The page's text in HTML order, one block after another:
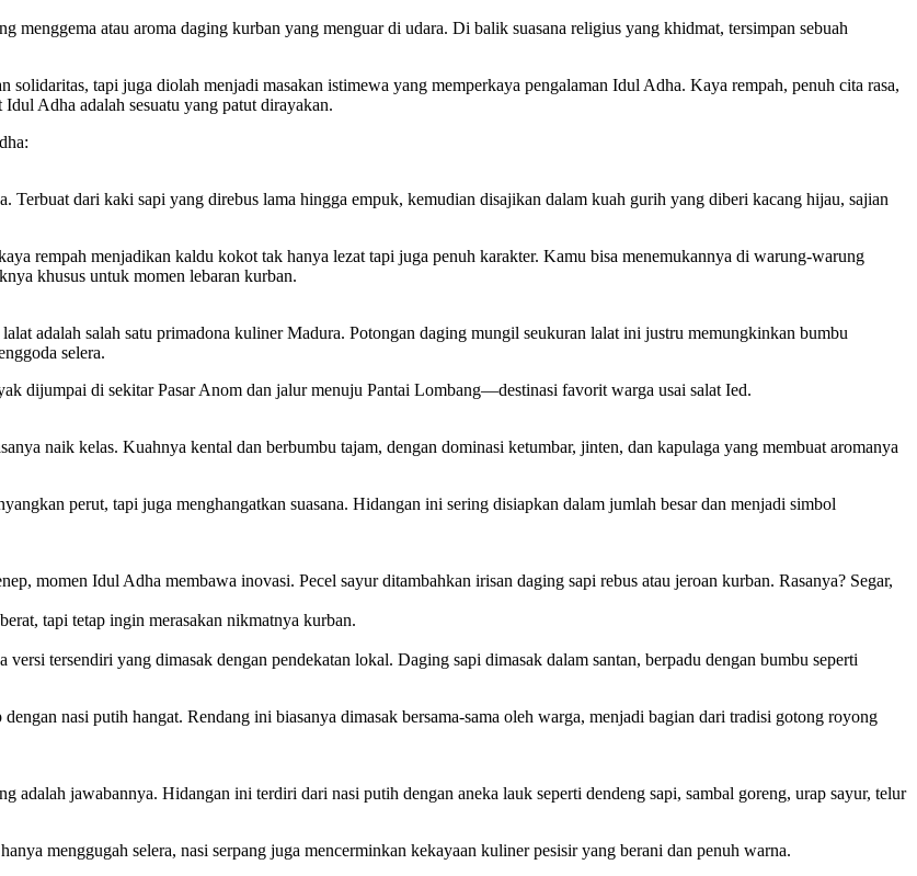
menggema atau aroma daging kurban yang menguar di udara. Di balik suasana religius yang khidmat, tersimpan sebuah
tapi juga diolah menjadi masakan istimewa yang memperkaya pengalaman Idul Adha. Kaya rempah, penuh cita rasa,
Idul Adha adalah sesuatu yang patut dirayakan.
Terbuat dari kaki sapi yang direbus lama hingga empuk, kemudian disajikan dalam kuah gurih yang diberi kacang hijau, sajian
rempah menjadikan kaldu kokot tak hanya lezat tapi juga penuh karakter. Kamu bisa menemukannya di warung-warung
khusus untuk momen lebaran kurban.
adalah salah satu primadona kuliner Madura. Potongan daging mungil seukuran lalat ini justru memungkinkan bumbu
selera.
dijumpai di sekitar Pasar Anom dan jalur menuju Pantai Lombang—destinasi favorit warga usai salat Ied.
naik kelas. Kuahnya kental dan berbumbu tajam, dengan dominasi ketumbar, jinten, dan kapulaga yang membuat aromanya
perut, tapi juga menghangatkan suasana. Hidangan ini sering disiapkan dalam jumlah besar dan menjadi simbol
momen Idul Adha membawa inovasi. Pecel sayur ditambahkan irisan daging sapi rebus atau jeroan kurban. Rasanya? Segar,
tapi tetap ingin merasakan nikmatnya kurban.
tersendiri yang dimasak dengan pendekatan lokal. Daging sapi dimasak dalam santan, berpadu dengan bumbu seperti
nasi putih hangat. Rendang ini biasanya dimasak bersama-sama oleh warga, menjadi bagian dari tradisi gotong royong
adalah jawabannya. Hidangan ini terdiri dari nasi putih dengan aneka lauk seperti dendeng sapi, sambal goreng, urap sayur, telur
menggugah selera, nasi serpang juga mencerminkan kekayaan kuliner pesisir yang berani dan penuh warna.